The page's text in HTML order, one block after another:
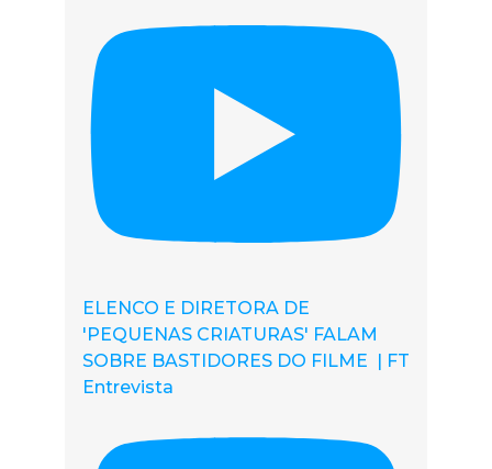
ELENCO E DIRETORA DE
'PEQUENAS CRIATURAS' FALAM
SOBRE BASTIDORES DO FILME | FT
Entrevista